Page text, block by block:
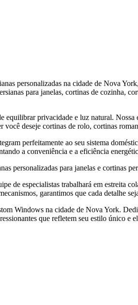
personalizadas na cidade de Nova
para janelas, cortinas de cozinha,
equilibrar privacidade e luz natural.
deseje cortinas de rolo, cortinas
perfeitamente ao seu sistema
a conveniência e a eficiência
personalizadas para janelas e cortinas
de especialistas trabalhará em estreita
garantimos que cada detalhe
Windows na cidade de Nova York.
que refletem seu estilo único e